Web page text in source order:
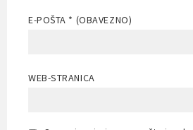
E-POŠTA * (OBAVEZNO)
WEB-STRANICA